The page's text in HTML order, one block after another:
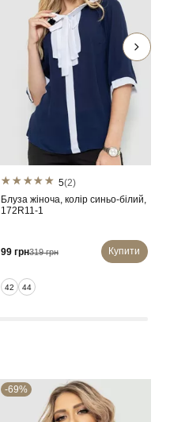
5(2)
Блуза жіноча, колір синьо-білий,
172R11-1
99 грн319 грн Купити
42 44
-69%